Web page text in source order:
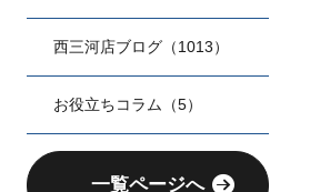
西三河店ブログ（1013）
お役立ちコラム（5）
一覧ページへ